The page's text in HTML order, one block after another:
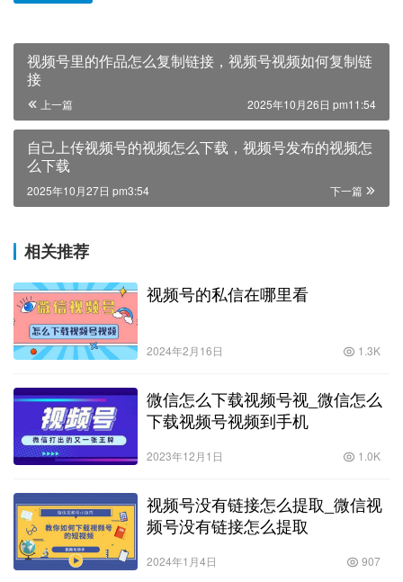
视频号里的作品怎么复制链接，视频号视频如何复制链
接
上一篇 2025年10月26日 pm11:54
自己上传视频号的视频怎么下载，视频号发布的视频怎
么下载
下一篇
2025年10月27日 pm3:54
相关推荐
视频号的私信在哪里看
2024年2月16日 1.3K
微信怎么下载视频号视_微信怎么
下载视频号视频到手机
2023年12月1日 1.0K
视频号没有链接怎么提取_微信视
频号没有链接怎么提取
2024年1月4日 907